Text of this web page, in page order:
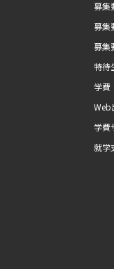
募集
募集
募集
特待
学費
Web
学費
就学